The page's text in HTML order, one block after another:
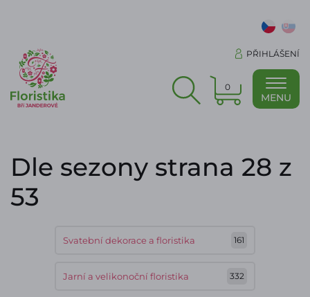
PŘIHLÁŠENÍ
0
MENU
Dle sezony strana 28 z
53
Svatební dekorace a floristika 161
Jarní a velikonoční floristika 332